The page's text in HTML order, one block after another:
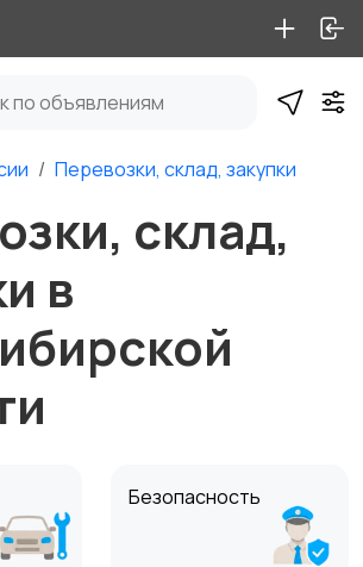
Перевозки, склад, закупки
склад,
в
Безопасность